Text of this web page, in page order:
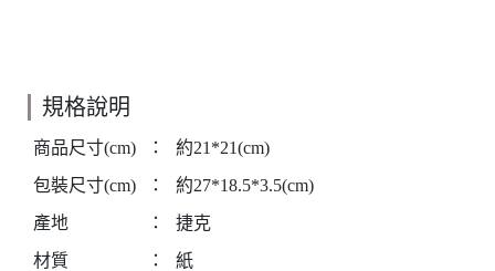
規格說明
商品尺寸(cm) ：
約21*21(cm)
包裝尺寸(cm)
：
約27*18.5*3.5(cm)
產地
：
捷克
材質
：
紙